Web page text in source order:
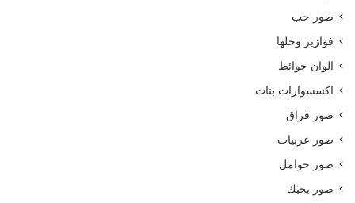
صور حب
فوازير وحلها
الوان حوائط
اكسسوارات بنات
صور فراق
صور عربيات
صور حوامل
صور بحبك